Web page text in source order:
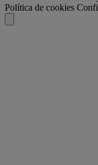
Política de cookies